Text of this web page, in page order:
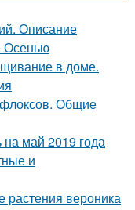
Описание
Осенью
в доме.
Общие
май 2019 года
и
растения вероника